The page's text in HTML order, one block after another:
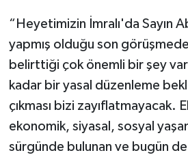
“Heyetimizin İmralı'da Sayın
yapmış olduğu son görüşmede
belirttiği çok önemli bir şey
kadar bir yasal düzenleme
çıkması bizi zayıflatmayacak.
ekonomik, siyasal, sosyal
sürgünde bulunan ve bugün de